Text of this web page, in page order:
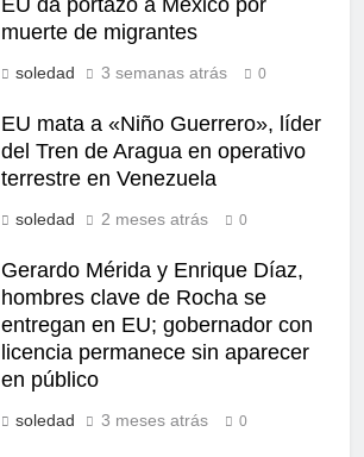
muerte de migrantes
soledad 3 semanas atrás 0
EU mata a «Niño Guerrero», líder
del Tren de Aragua en operativo
terrestre en Venezuela
soledad 2 meses atrás 0
Gerardo Mérida y Enrique Díaz,
hombres clave de Rocha se
entregan en EU; gobernador con
licencia permanece sin aparecer
en público
soledad 3 meses atrás 0